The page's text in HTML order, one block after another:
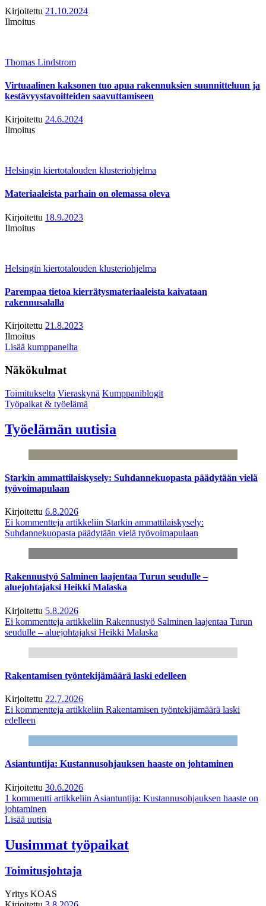
Kirjoitettu 21.10.2024
Ilmoitus
Thomas Lindstrom
Virtuaalinen kaksonen tuo apua rakennuksien suunnitteluun ja
kestävyystavoitteiden saavuttamiseen
Kirjoitettu 24.6.2024
Ilmoitus
Helsingin kiertotalouden klusteriohjelma
Materiaaleista parhain on olemassa oleva
Kirjoitettu 18.9.2023
Ilmoitus
Helsingin kiertotalouden klusteriohjelma
Parempaa tietoa kierrätysmateriaaleista kaivataan
rakennusalalla
Kirjoitettu 21.8.2023
Ilmoitus
Lisää kumppaneilta
Näkökulmat
Toimitukselta Vieraskynä Kumppaniblogit
Työpaikat & työelämä
Työelämän uutisia
Starkin ammattilaiskysely: Suhdannekuopasta päädytään vielä
työvoimapulaan
Kirjoitettu 6.8.2026
Ei kommentteja artikkeliin Starkin ammattilaiskysely:
Suhdannekuopasta päädytään vielä työvoimapulaan
Rakennustyö Salminen laajentaa Turun seudulle –
aluejohtajaksi Heikki Malaska
Kirjoitettu 5.8.2026
Ei kommentteja artikkeliin Rakennustyö Salminen laajentaa Turun
seudulle – aluejohtajaksi Heikki Malaska
Rakentamisen työntekijämäärä laski edelleen
Kirjoitettu 22.7.2026
Ei kommentteja artikkeliin Rakentamisen työntekijämäärä laski
edelleen
Asiantuntija: Kustannusohjauksen haaste on johtaminen
Kirjoitettu 30.6.2026
1 kommentti artikkeliin Asiantuntija: Kustannusohjauksen haaste on
johtaminen
Lisää uutisia
Uusimmat työpaikat
Toimitusjohtaja
Yritys KOAS